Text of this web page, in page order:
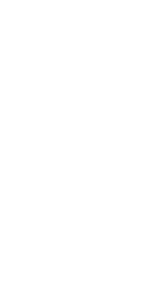
V
in